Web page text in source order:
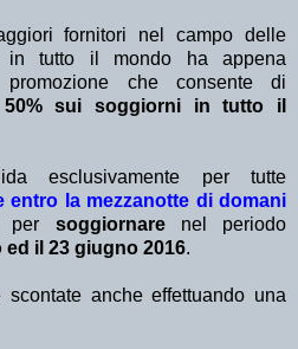
fornitori nel campo delle
in tutto il mondo ha appena
promozione che consente di
sui soggiorni in tutto il
esclusivamente per tutte
entro la mezzanotte di domani
soggiornare nel periodo
ed il 23 giugno 2016.
anche effettuando una